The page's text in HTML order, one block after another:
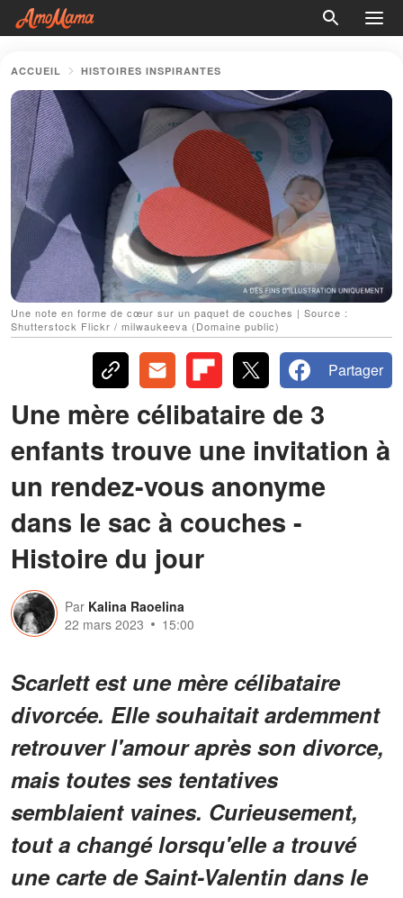
ACCUEIL HISTOIRES INSPIRANTES
Une note en forme de cœur sur un paquet de couches | Source :
Shutterstock Flickr / milwaukeeva (Domaine public)
Partager
Une mère célibataire de 3
enfants trouve une invitation à
un rendez-vous anonyme
dans le sac à couches -
Histoire du jour
Par Kalina Raoelina
22 mars 2023
15:00
Scarlett est une mère célibataire
divorcée. Elle souhaitait ardemment
retrouver l'amour après son divorce,
mais toutes ses tentatives
semblaient vaines. Curieusement,
tout a changé lorsqu'elle a trouvé
une carte de Saint-Valentin dans le